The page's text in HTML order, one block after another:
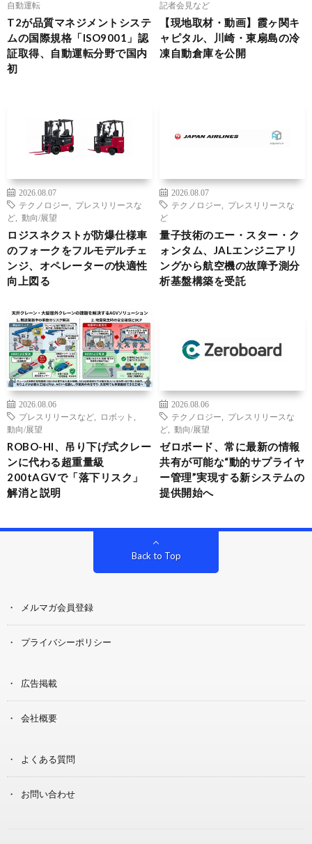
自動運転
T2が品質マネジメントシステ
ムの国際規格「ISO9001」認
証取得、自動運転分野で国内
初
記者会見など
【現地取材・動画】霞ヶ関キ
ャピタル、川崎・東扇島の冷
凍自動倉庫を公開
2026.08.07
テクノロジー
プレスリリースな
ど
動向/展望
ロジスネクストが防爆仕様車
のフォークをフルモデルチェ
ンジ、オペレーターの快適性
向上図る
2026.08.07
テクノロジー
プレスリリースな
ど
量子技術のエー・スター・ク
ォンタム、JALエンジニアリ
ングから航空機の故障予測分
析基盤構築を受託
2026.08.06
プレスリリースなど
ロボット
動向/展望
ROBO-HI、吊り下げ式クレー
ンに代わる超重量級
200tAGVで「落下リスク」
解消と説明
2026.08.06
テクノロジー
プレスリリースな
ど
動向/展望
ゼロボード、常に最新の情報
共有が可能な“動的サプライヤ
ー管理”実現する新システムの
提供開始へ
Back to Top
メルマガ会員登録
プライバシーポリシー
広告掲載
会社概要
よくある質問
お問い合わせ